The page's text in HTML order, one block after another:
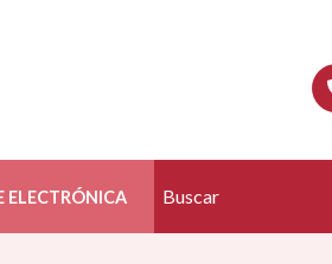
ELECTRÓNICA